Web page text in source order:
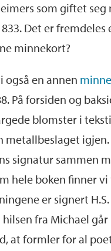
som giftet
Det er
minnekort?
også en annen
På forsiden og
blomster i
metallbeslaget
signatur sammen
hele boken finner
er signert
fra Michael
at formler for al